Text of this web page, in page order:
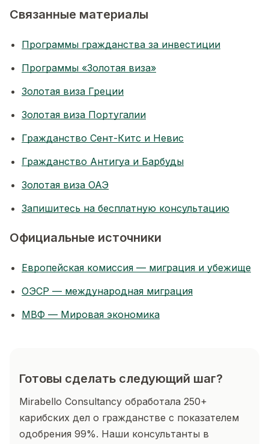
Связанные материалы
Программы гражданства за инвестиции
Программы «Золотая виза»
Золотая виза Греции
Золотая виза Португалии
Гражданство Сент-Китс и Невис
Гражданство Антигуа и Барбуды
Золотая виза ОАЭ
Запишитесь на бесплатную консультацию
Официальные источники
Европейская комиссия — миграция и убежище
ОЭСР — международная миграция
МВФ — Мировая экономика
Готовы сделать следующий шаг?
Mirabello Consultancy обработала 250+
карибских дел о гражданстве с показателем
одобрения 99%. Наши консультанты в